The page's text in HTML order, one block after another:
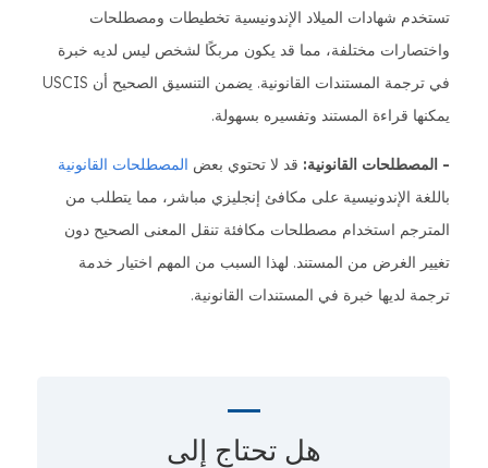
تستخدم شهادات الميلاد الإندونيسية تخطيطات ومصطلحات
واختصارات مختلفة، مما قد يكون مربكًا لشخص ليس لديه خبرة
في ترجمة المستندات القانونية. يضمن التنسيق الصحيح أن USCIS
يمكنها قراءة المستند وتفسيره بسهولة.
- المصطلحات القانونية: قد لا تحتوي بعض المصطلحات القانونية
باللغة الإندونيسية على مكافئ إنجليزي مباشر، مما يتطلب من
المترجم استخدام مصطلحات مكافئة تنقل المعنى الصحيح دون
تغيير الغرض من المستند. لهذا السبب من المهم اختيار خدمة
ترجمة لديها خبرة في المستندات القانونية.
هل تحتاج إلى